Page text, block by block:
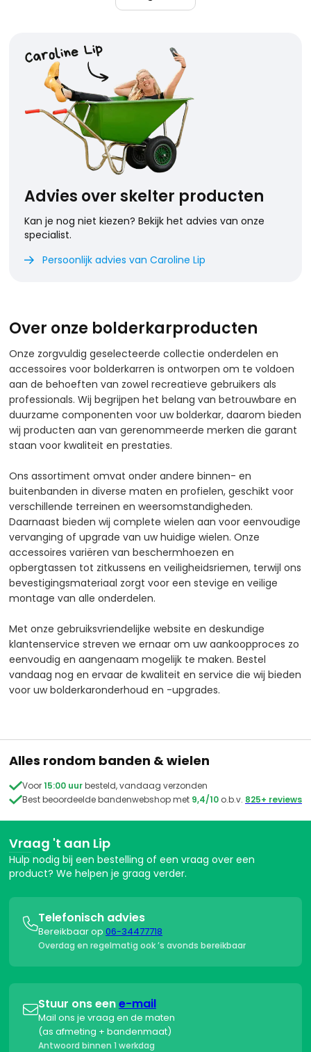
Advies over skelter producten
Kan je nog niet kiezen? Bekijk het advies van onze
specialist.
 Persoonlijk advies van Caroline Lip
Over onze bolderkarproducten
Onze zorgvuldig geselecteerde collectie onderdelen en
accessoires voor bolderkarren is ontworpen om te voldoen
aan de behoeften van zowel recreatieve gebruikers als
professionals. Wij begrijpen het belang van betrouwbare en
duurzame componenten voor uw bolderkar, daarom bieden
wij producten aan van gerenommeerde merken die garant
staan voor kwaliteit en prestaties.​
Ons assortiment omvat onder andere binnen- en
buitenbanden in diverse maten en profielen, geschikt voor
verschillende terreinen en weersomstandigheden.
Daarnaast bieden wij complete wielen aan voor eenvoudige
vervanging of upgrade van uw huidige wielen. Onze
accessoires variëren van beschermhoezen en
opbergtassen tot zitkussens en veiligheidsriemen, terwijl ons
bevestigingsmateriaal zorgt voor een stevige en veilige
montage van alle onderdelen.​
Met onze gebruiksvriendelijke website en deskundige
klantenservice streven we ernaar om uw aankoopproces zo
eenvoudig en aangenaam mogelijk te maken. Bestel
vandaag nog en ervaar de kwaliteit en service die wij bieden
voor uw bolderkaronderhoud en -upgrades.
Alles rondom banden & wielen
Voor15:00 uurbesteld, vandaag verzonden
Best beoordeelde bandenwebshop met 9,4/10 o.b.v. 825+ reviews
Vraag 't aan Lip
Hulp nodig bij een bestelling of een vraag over een
product? We helpen je graag verder.
Telefonisch advies
Bereikbaar op 06-34477718
Overdag en regelmatig ook ’s avonds bereikbaar
Stuur ons eene-mail
Mail ons je vraag en de maten
(as afmeting + bandenmaat)
Antwoord binnen 1 werkdag